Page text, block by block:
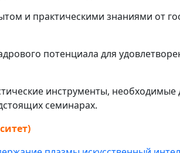
и практическими знаниями от
потенциала для
инструменты, необходимые
семинарах.